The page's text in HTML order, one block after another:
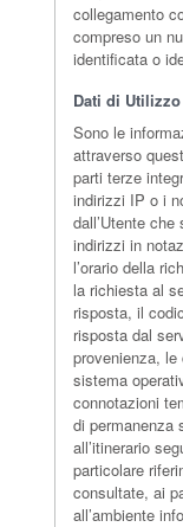
collegamento
compreso un
identificata o
Dati di Utilizzo
Sono le
attraverso
parti terze
indirizzi IP o i
dall’Utente
indirizzi in
l’orario della
la richiesta al
risposta, il
risposta dal
provenienza,
sistema
connotazioni
di permanenza
all’itinerario
particolare
consultate, ai
all’ambiente